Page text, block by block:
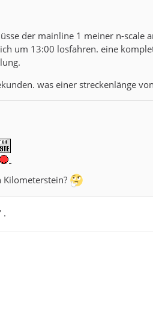
der mainline 1 meiner n-scale
um 13:00 losfahren. eine
was einer streckenlänge
Kilometerstein?
.